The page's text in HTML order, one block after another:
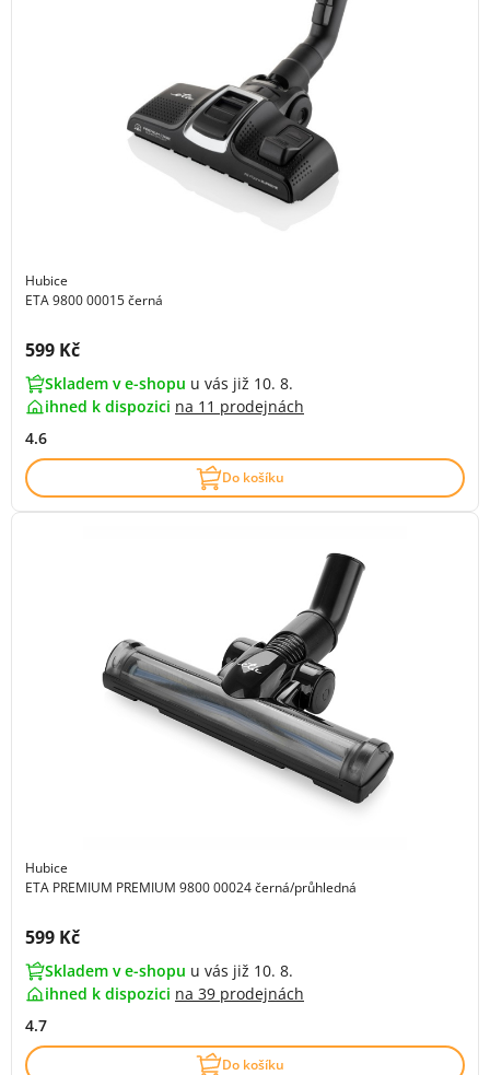
Hubice
ETA 9800 00015 černá
Cena s DPH:
599 Kč
Skladem v e-shopu u vás již 10. 8.
ihned k dispozici na 11 prodejnách
4.6
Do košíku
Hubice
ETA PREMIUM PREMIUM 9800 00024 černá/průhledná
Cena s DPH:
599 Kč
Skladem v e-shopu u vás již 10. 8.
ihned k dispozici na 39 prodejnách
4.7
Do košíku